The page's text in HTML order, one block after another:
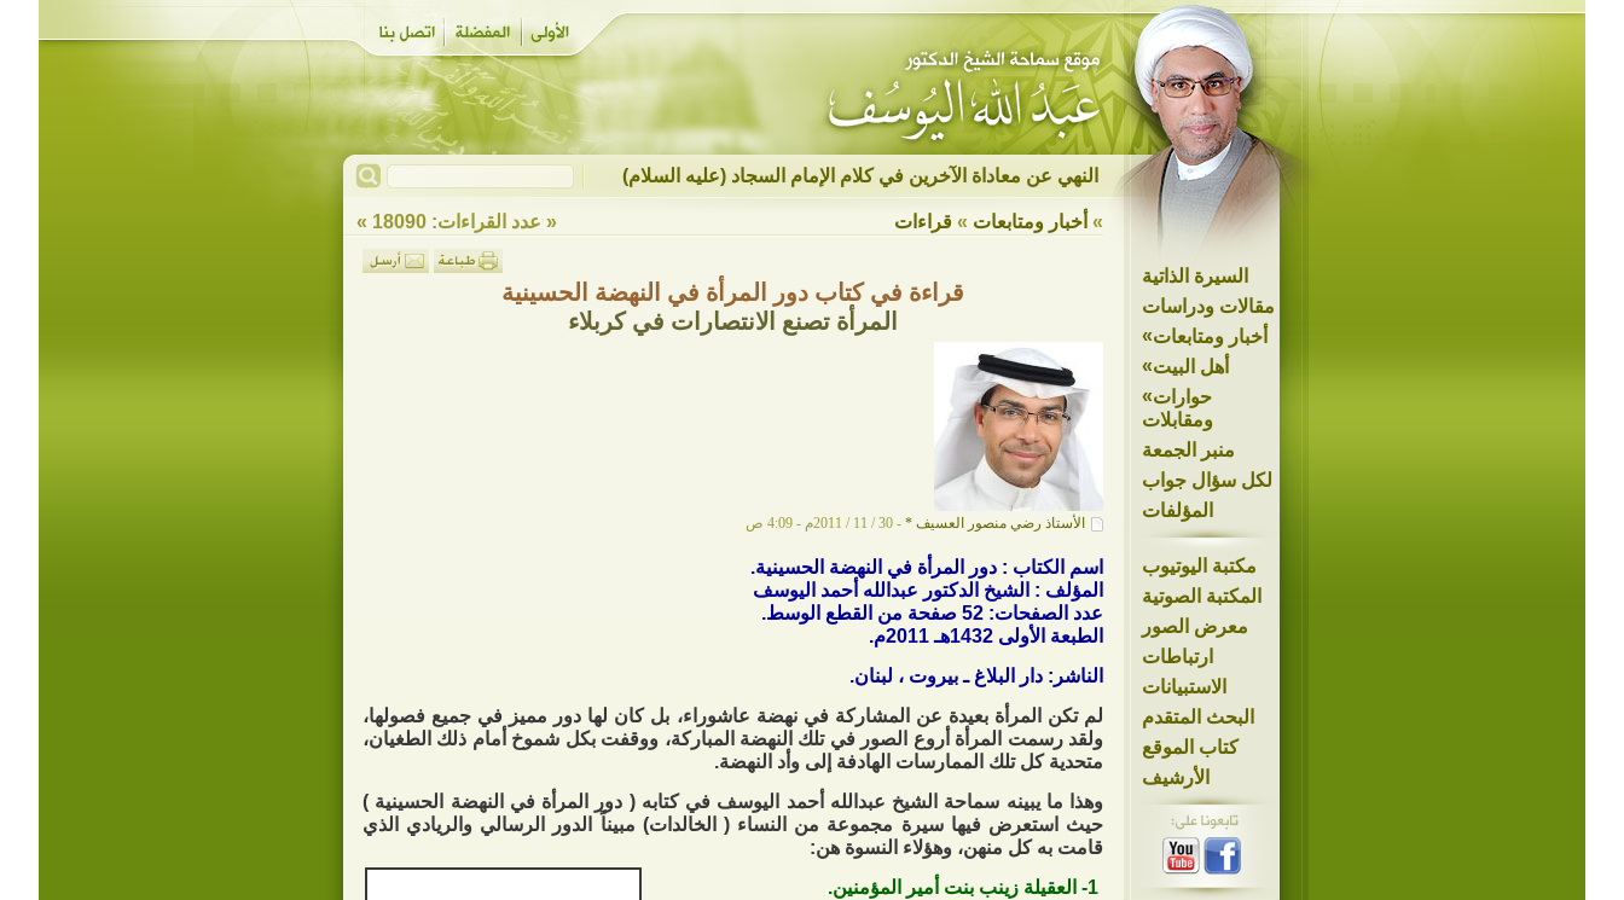
النهي عن معاداة الآخرين في كلام الإمام السجاد (عليه السلام)
السيرة الذاتية
مقالات ودراسات
»أخبار ومتابعات
»أهل البيت
»حوارات
ومقابلات
منبر الجمعة
لكل سؤال جواب
المؤلفات
مكتبة اليوتيوب
المكتبة الصوتية
معرض الصور
ارتباطات
الاستبيانات
البحث المتقدم
كتاب الموقع
الأرشيف
« عدد القراءات: 18090 » » أخبار ومتابعات » قراءات
قراءة في كتاب دور المرأة في النهضة الحسينية
المرأة تصنع الانتصارات في كربلاء
الأستاذ رضي منصور العسيف * - 30 / 11 / 2011م - 4:09 ص
اسم الكتاب : دور المرأة في النهضة الحسينية.
المؤلف : الشيخ الدكتور عبدالله أحمد اليوسف
عدد الصفحات: 52 صفحة من القطع الوسط.
الطبعة الأولى 1432هـ 2011م.
الناشر: دار البلاغ ـ بيروت ، لبنان.
لم تكن المرأة بعيدة عن المشاركة في نهضة عاشوراء، بل كان لها دور مميز في جميع فصولها،
ولقد رسمت المرأة أروع الصور في تلك النهضة المباركة، ووقفت بكل شموخ أمام ذلك الطغيان،
متحدية كل تلك الممارسات الهادفة إلى وأد النهضة.
وهذا ما يبينه سماحة الشيخ عبدالله أحمد اليوسف في كتابه ( دور المرأة في النهضة الحسينية )
حيث استعرض فيها سيرة مجموعة من النساء ( الخالدات) مبيناً الدور الرسالي والريادي الذي
قامت به كل منهن، وهؤلاء النسوة هن: